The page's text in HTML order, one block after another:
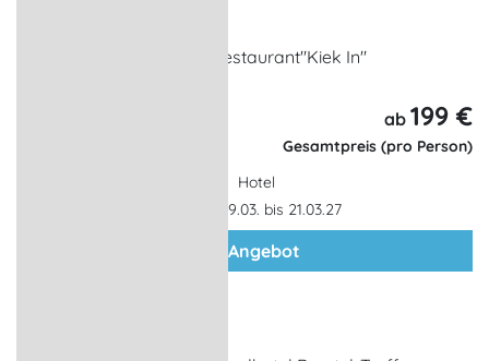
am 20. März 2027 im Restaurant"Kiek In"
ab 199 €
Gesamtpreis (pro Person)
Hotel
Gültigkeit: 19.03. bis 21.03.27
zum Angebot